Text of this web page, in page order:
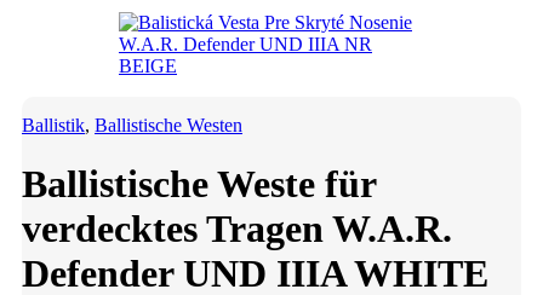
Ballistik, Ballistische Westen
Ballistische Weste für
verdecktes Tragen W.A.R.
Defender UND IIIA WHITE